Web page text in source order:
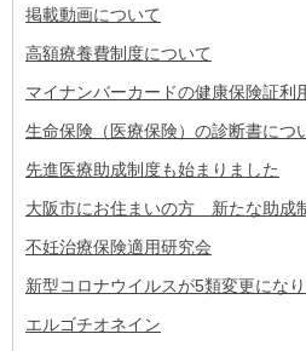
掲載動画について
高額療養費制度について
マイナンバーカードの健康保険証利
生命保険（医療保険）の診断書につ
先進医療助成制度も始まりました
大阪市にお住まいの方 新たな助成
不妊治療保険適用研究会
新型コロナウイルスが5類変更にな
エルゴチオネイン